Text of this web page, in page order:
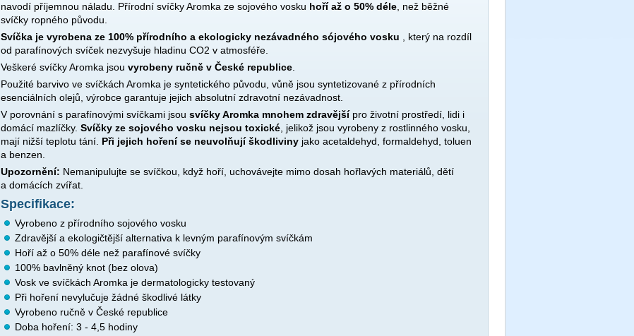
navodí příjemnou náladu. Přírodní svíčky Aromka ze sojového vosku hoří až o 50% déle , než běžné
svíčky ropného původu.
Svíčka je vyrobena ze 100% přírodního a ekologicky nezávadného sójového vosku , který na rozdíl
od parafínových svíček nezvyšuje hladinu CO2 v atmosféře.
Veškeré svíčky Aromka jsou vyrobeny ručně v České republice
Použité barvivo ve svíčkách Aromka je syntetického původu, vůně jsou syntetizované z přírodních
esenciálních olejů, výrobce garantuje jejich absolutní zdravotní nezávadnost.
V porovnání s parafínovými svíčkami jsou svíčky Aromka mnohem zdravějšípro životní prostředí, lidi i
domácí mazlíčky. Svíčky ze sojového vosku nejsou toxické , jelikož jsou vyrobeny z rostlinného vosku,
mají nižší teplotu tání. Při jejich hoření se neuvolňují škodliviny jako acetaldehyd, formaldehyd, toluen
a benzen.
Upozornění: Nemanipulujte se svíčkou, když hoří, uchovávejte mimo dosah hořlavých materiálů, dětí
a domácích zvířat.
Specifikace:
Vyrobeno z přírodního sojového vosku
Zdravější a ekologičtější alternativa k levným parafínovým svíčkám
Hoří až o 50% déle než parafínové svíčky
100% bavlněný knot (bez olova)
Vosk ve svíčkách Aromka je dermatologicky testovaný
Při hoření nevylučuje žádné škodlivé látky
Vyrobeno ručně v České republice
Doba hoření: 3 - 4,5 hodiny